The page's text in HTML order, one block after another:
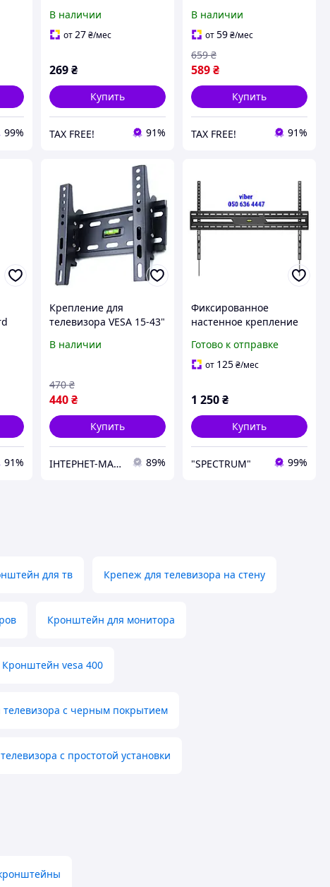
99%
В наличии
от27 ₴/мес
269 ₴
Купить
TAX FREE! 91%
В наличии
от59₴/мес
589₴
659 ₴
Купить
TAX FREE! 91%
91%
Крепление для
телевизора VESA 15-43"
В наличии
440 ₴
470 ₴
Купить
ІНТЕРНЕТ-МАГАЗИН "Доставлено " 89%
Фиксированное
настенное крепление
43"-100" Brateck KL38-
69F Кронштейн для tv
Готово к отправке
от 125₴/мес
1 250₴
Купить
"SPECTRUM" 99%
для тв Крепеж для телевизора на стену
Кронштейн для монитора
Кронштейн vesa 400
телевизора с черным покрытием
с простотой установки